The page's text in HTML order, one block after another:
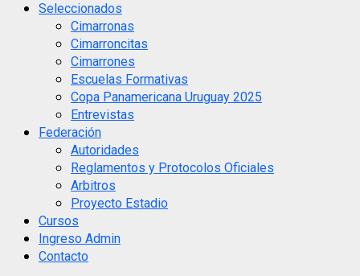
Seleccionados
Cimarronas
Cimarroncitas
Cimarrones
Escuelas Formativas
Copa Panamericana Uruguay 2025
Entrevistas
Federación
Autoridades
Reglamentos y Protocolos Oficiales
Arbitros
Proyecto Estadio
Cursos
Ingreso Admin
Contacto